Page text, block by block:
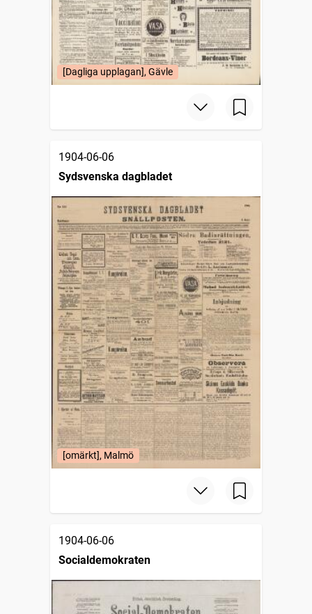
[Dagliga upplagan], Gävle
1904-06-06
Sydsvenska dagbladet
[omärkt], Malmö
1904-06-06
Socialdemokraten